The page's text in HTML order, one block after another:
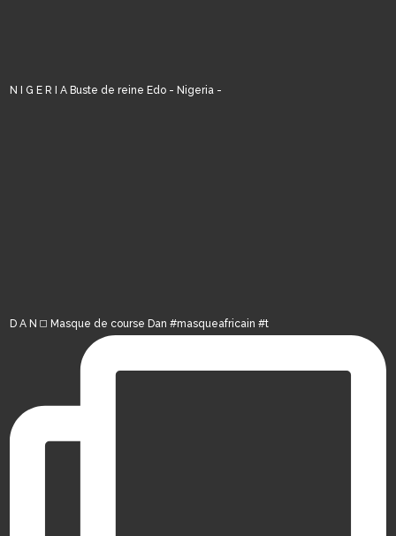
N I G E R I A Buste de reine Edo - Nigeria -
D A N ◻️ Masque de course Dan #masqueafricain #t